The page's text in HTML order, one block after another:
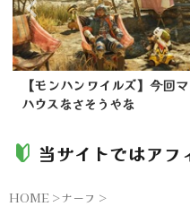
【モンハンワイルズ】今回
ハウスなさそうやな
当サイトではアフ
HOME >ナーフ >